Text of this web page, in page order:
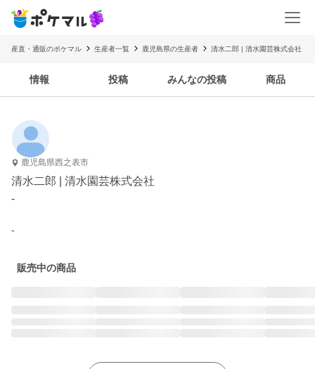
産直・通販のポケマル 生産者一覧 鹿児島県の生産者 清水二郎 | 清水園芸株式会社
情報 投稿 みんなの投稿 商品
鹿児島県西之表市
清水二郎 | 清水園芸株式会社
-
-
販売中の商品